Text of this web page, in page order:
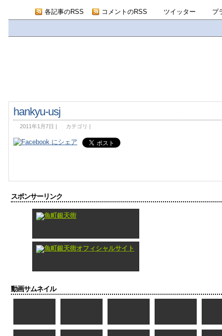
各記事のRSS コメントのRSS ツイッター プ
hankyu-usj
2011年1月7日 | カテゴリ |
スポンサーリンク
動画サムネイル